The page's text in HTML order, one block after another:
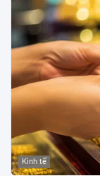
Kinh tế